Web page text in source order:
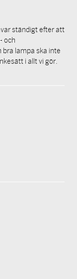
ständigt efter att
och
bra lampa ska inte
i allt vi gör.